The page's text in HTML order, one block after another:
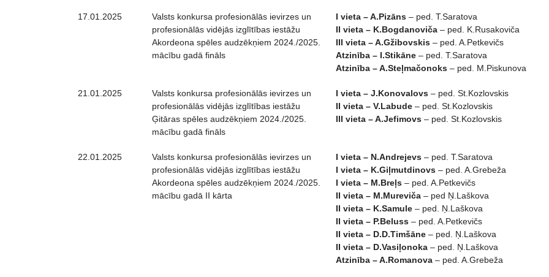
17.01.2025
Valsts konkursa profesionālās ievirzes un
profesionālās vidējās izglītības iestāžu
Akordeona spēles audzēkņiem 2024./2025.
mācību gadā fināls
I vieta – A.Pizāns – ped. T.Saratova
II vieta – K.Bogdanoviča – ped. K.Rusakoviča
III vieta – A.Gžibovskis – ped. A.Petkevičs
Atzinība – I.Stikāne – ped. T.Saratova
Atzinība – A.Steļmačonoks – ped. M.Piskunova
21.01.2025
Valsts konkursa profesionālās ievirzes un
profesionālās vidējās izglītības iestāžu
Ģitāras spēles audzēkņiem 2024./2025.
mācību gadā fināls
I vieta – J.Konovalovs – ped. St.Kozlovskis
II vieta – V.Labude – ped. St.Kozlovskis
III vieta – A.Jefimovs – ped. St.Kozlovskis
22.01.2025
Valsts konkursa profesionālās ievirzes un
profesionālās vidējās izglītības iestāžu
Akordeona spēles audzēkņiem 2024./2025.
mācību gadā II kārta
I vieta – N.Andrejevs – ped. T.Saratova
I vieta – K.Giļmutdinovs – ped. A.Grebeža
I vieta – M.Breļs – ped. A.Petkevičs
II vieta – M.Mureviča – ped Ņ.Laškova
II vieta – K.Samule – ped. Ņ.Laškova
II vieta – P.Beluss – ped. A.Petkevičs
II vieta – D.D.Timšāne – ped. Ņ.Laškova
II vieta – D.Vasiļonoka – ped. Ņ.Laškova
Atzinība – A.Romanova – ped. A.Grebeža